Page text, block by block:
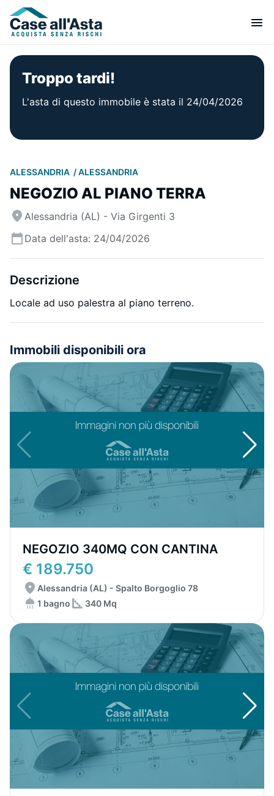
Troppo tardi!
L'asta di questo immobile è stata il 24/04/2026
ALESSANDRIA ALESSANDRIA
NEGOZIO AL PIANO TERRA
Alessandria (AL) - Via Girgenti 3
Data dell'asta: 24/04/2026
Descrizione
Locale ad uso palestra al piano terreno.
Immobili disponibili ora
NEGOZIO 340MQ CON CANTINA
€ 189.750
Alessandria (AL) - Spalto Borgoglio 78
1 bagno
340 Mq